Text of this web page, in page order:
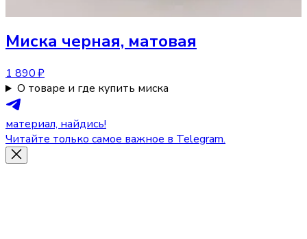
Миска черная, матовая
1 890 ₽
О товаре и где купить миска
материал, найдись!
Читайте только самое важное в Telegram.